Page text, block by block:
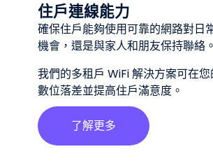
住戶連線能力
確保住戶能夠使用可靠的網路對日
機會，還是與家人和朋友保持聯絡。
我們的多租戶 WiFi 解決方案可在
數位落差並提高住戶滿意度。
了解更多